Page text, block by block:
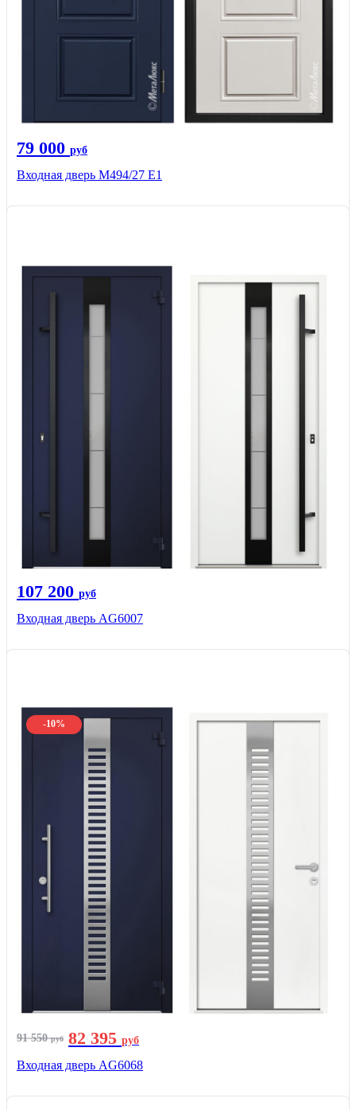
79 000 руб
Входная дверь М494/27 Е1
107 200 руб
Входная дверь AG6007
-10%
91 550руб 82 395 руб
Входная дверь AG6068